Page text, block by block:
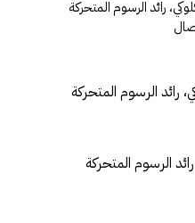
رائد الرسوم المتحركة